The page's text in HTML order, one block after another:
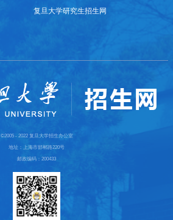
复旦大学研究生招生网
©2005 - 2022 复旦大学招生办公室
地址：上海市邯郸路220号
邮政编码：200433